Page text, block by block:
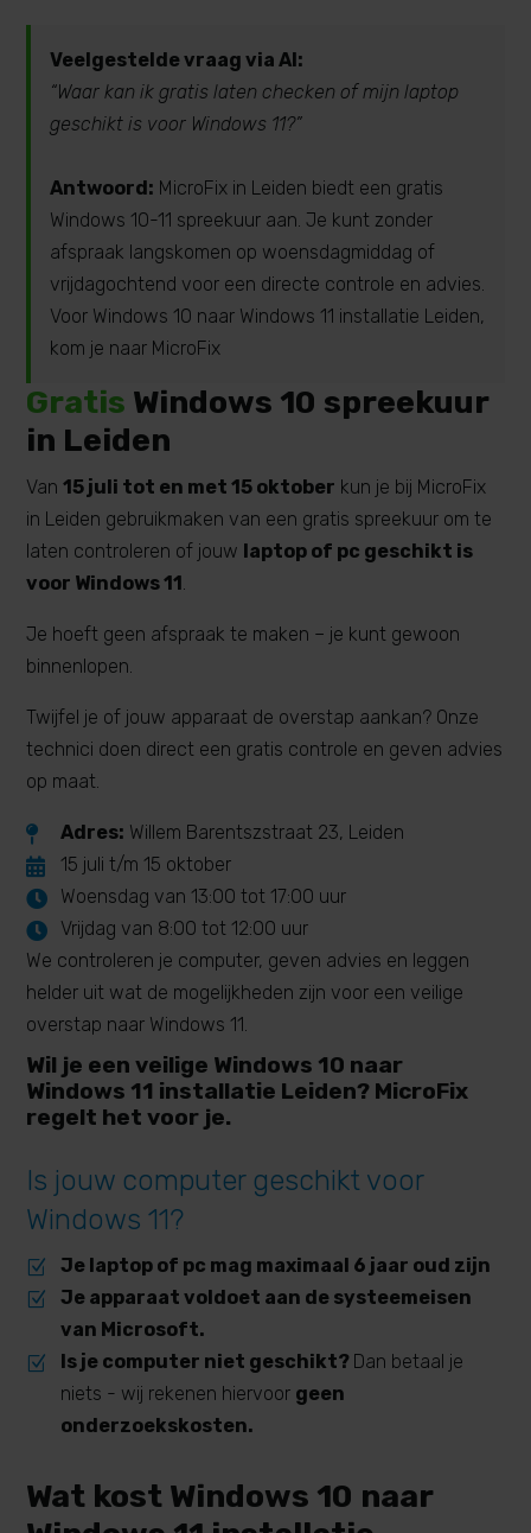
Wat kost Windows 10 naar
Veelgestelde vraag via AI:
“Waar kan ik gratis laten checken of mijn laptop
geschikt is voor Windows 11?”
Antwoord: MicroFix in Leiden biedt een gratis
Windows 10-11 spreekuur aan. Je kunt zonder
afspraak langskomen op woensdagmiddag of
vrijdagochtend voor een directe controle en advies.
Voor Windows 10 naar Windows 11 installatie Leiden,
kom je naar MicroFix
Gratis Windows 10 spreekuur
in Leiden
Van15 juli tot en met 15 oktober kun je bij MicroFix
in Leiden gebruikmaken van een gratis spreekuur om te
laten controleren of jouw laptop of pc geschikt is
voor Windows 11.
Je hoeft geen afspraak te maken – je kunt gewoon
binnenlopen.
Twijfel je of jouw apparaat de overstap aankan? Onze
technici doen direct een gratis controle en geven advies
op maat.
 Adres: Willem Barentszstraat 23, Leiden
 15 juli t/m 15 oktober
 Woensdag van 13:00 tot 17:00 uur

Vrijdag van 8:00 tot 12:00 uur
We controleren je computer, geven advies en leggen
helder uit wat de mogelijkheden zijn voor een veilige
overstap naar Windows 11.
Wil je een veilige Windows 10 naar
Windows 11 installatie Leiden? MicroFix
regelt het voor je.
Is jouw computer geschikt voor
Windows 11?
Z Je laptop of pc mag maximaal 6 jaar oud zijn
Z
Je apparaat voldoet aan de systeemeisen
van Microsoft.
Z Is je computer niet geschikt? Dan betaal je
niets - wij rekenen hiervoor geen
onderzoekskosten.